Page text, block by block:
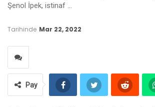
Şenol İpek, istinaf …
Tarihinde Mar 22, 2022
Pay